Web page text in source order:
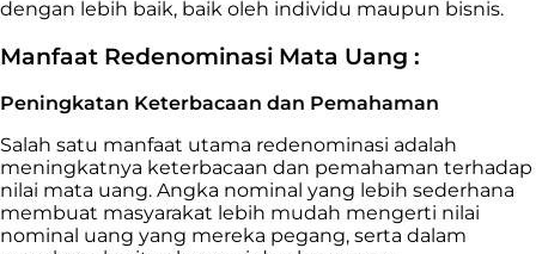
dengan lebih baik, baik oleh individu maupun bisnis.
Manfaat Redenominasi Mata Uang :
Peningkatan Keterbacaan dan Pemahaman
Salah satu manfaat utama redenominasi adalah
meningkatnya keterbacaan dan pemahaman terhadap
nilai mata uang. Angka nominal yang lebih sederhana
membuat masyarakat lebih mudah mengerti nilai
nominal uang yang mereka pegang, serta dalam